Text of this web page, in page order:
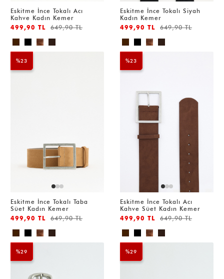
Eskitme İnce Tokalı Acı
Kahve Kadın Kemer
499,90 TL
649,90 TL
Eskitme İnce Tokalı Siyah
Kadın Kemer
499,90 TL
649,90 TL
%23
Eskitme İnce Tokalı Taba
Süet Kadın Kemer
499,90 TL
649,90 TL
%23
Eskitme İnce Tokalı Acı
Kahve Süet Kadın Kemer
499,90 TL
649,90 TL
%29 %29